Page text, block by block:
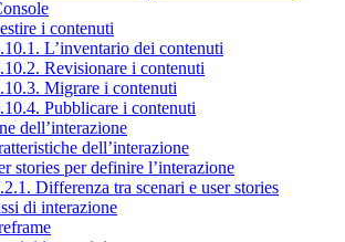
i contenuti
L’inventario dei contenuti
Revisionare i contenuti
Migrare i contenuti
Pubblicare i contenuti
dell’interazione
dell’interazione
stories per definire l’interazione
Differenza tra scenari e user stories
di interazione